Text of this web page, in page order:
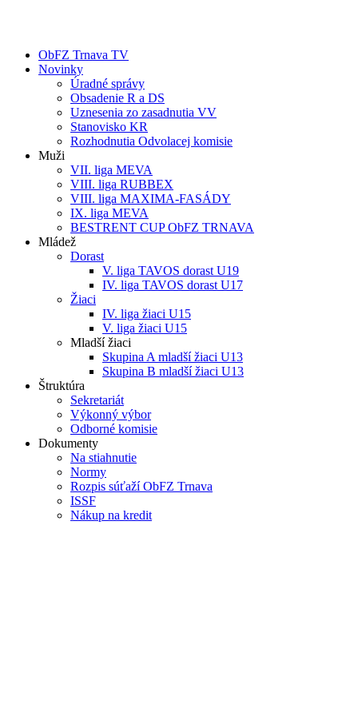
ObFZ Trnava TV
Novinky
Úradné správy
Obsadenie R a DS
Uznesenia zo zasadnutia VV
Stanovisko KR
Rozhodnutia Odvolacej komisie
Muži
VII. liga MEVA
VIII. liga RUBBEX
VIII. liga MAXIMA-FASÁDY
IX. liga MEVA
BESTRENT CUP ObFZ TRNAVA
Mládež
Dorast
V. liga TAVOS dorast U19
IV. liga TAVOS dorast U17
Žiaci
IV. liga žiaci U15
V. liga žiaci U15
Mladší žiaci
Skupina A mladší žiaci U13
Skupina B mladší žiaci U13
Štruktúra
Sekretariát
Výkonný výbor
Odborné komisie
Dokumenty
Na stiahnutie
Normy
Rozpis súťaží ObFZ Trnava
ISSF
Nákup na kredit